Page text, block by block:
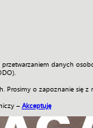
danych
Prosimy o zapoznanie się z
– Akceptuję
SKLEP